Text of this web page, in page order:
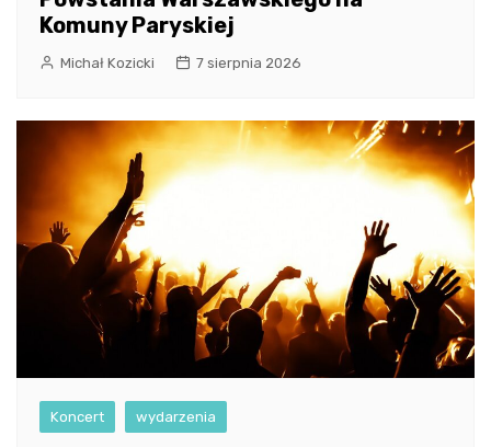
Komuny Paryskiej
Michał Kozicki 7 sierpnia 2026
Koncert wydarzenia